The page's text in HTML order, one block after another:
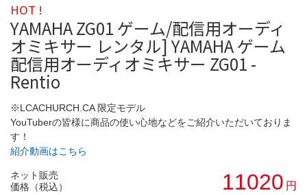
HOT !
YAMAHA ZG01 ゲーム/配信用オーディ
オミキサー レンタル] YAMAHA ゲーム
配信用オーディオミキサー ZG01 -
Rentio
※LCACHURCH.CA 限定モデル
YouTuberの皆様に商品の使い心地などをご紹介いただいておりま
す！
紹介動画はこちら
ネット販売
価格（税込）
11020 円